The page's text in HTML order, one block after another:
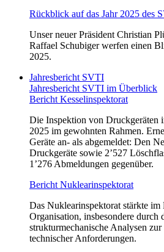
Rückblick auf das Jahr 2025 des
Unser neuer Präsident Christian
Raffael Schubiger werfen einen
2025.
Jahresbericht SVTI
Jahresbericht SVTI im Überblick
Bericht Kesselinspektorat
Die Inspektion von Druckgeräten
2025 im gewohnten Rahmen.
Geräte an- als abgemeldet: Den
Druckgeräte sowie 2’527
1’276 Abmeldungen gegenüber.
Bericht Nuklearinspektorat
Das Nuklearinspektorat stärkte im
Organisation, insbesondere durch
strukturmechanische Analysen
technischer Anforderungen.